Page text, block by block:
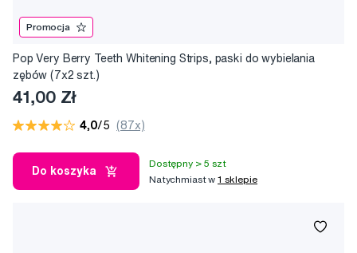
Promocja
Pop Very Berry Teeth Whitening Strips, paski do wybielania
zębów (7x2 szt.)
41,00 Zł
4,0/5 (87x)
Do koszyka
Dostępny > 5 szt
Natychmiast w1 sklepie